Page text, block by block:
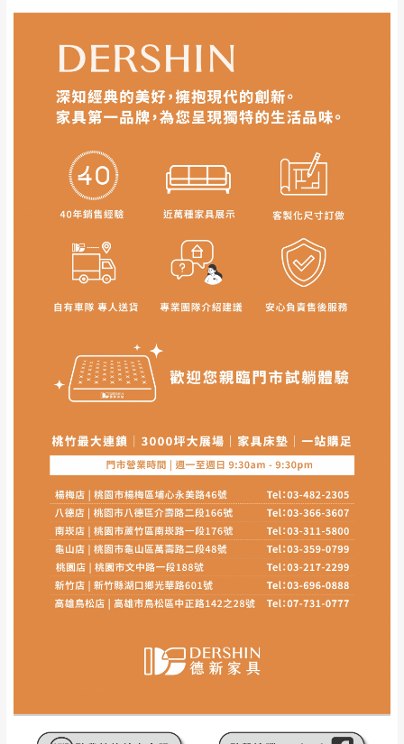
暫無配送地區：彰化、南投、雲林、嘉義、台南、高
雄、屏東、宜蘭、 花蓮、台東、金門、馬祖、澎湖地區
（可於LINE線上詢問 →@dershin）
加收說明
。
本司貨車運送如因路況不佳、天候惡劣、過於偏遠之
山區內等，或收貨地點搬運過於困難等因素，導致無
狀況保有出貨的權利。
保護物流人員的工作安全，賣家無提供吊掛服務，若
需以吊車或其他的吊掛方式吊運，費用將由買方自行
支付。
因大型傢俱有組裝、配送的問題，並非一般快速到貨
商品，無法指定特定時間送達，司機當天到貨前皆會
再與您通知，讓您不用整天在家等貨，以免浪費你的
寶貴時間。
事，而危及運送人員輸送之安全，本司得視狀況延後
或停止運送服務。
是全新狀態且完整包裝，床墊、床包、枕頭
包裝、廠商紙及所有附隨文件或資料之完整
貨。
由於透過電腦螢幕選購商品，可能會因個人
電腦螢幕的設定色差或解析度等因素， 與實
際商品的顏色、質感稍有不同，如因此而需
退換貨，
需自付來回運費及人資成本，請您
訂購前詳加確認。(包含商品尺寸是否合適)。
訂購前請確認商品尺寸，大型物件因為人工
丈量，難免會有些許誤差值(約正負0.5CM)
內通知客服人員(Line@ ID：
須保持商品全新狀態與完整包裝。鑑賞期間
若發生非本司因素致使之汙損破壞，恕無法
台北市、新北市地區固定每周(三)、(日)兩天
收送貨，敬請見諒！
本公司部份商品無維修服務，超過7日鑑賞
期，商品使用年限，因客人使用習慣、居家
環境不同。若屬人為因素導致商品損壞、零
件短缺，則維修、搬運費用，需由消費者自
行吸收(另事先與消費者報價，消費者同意將
到貨7日內為鑑賞期(注意:鑑賞期非試用期)，
若非商品品質瑕疵問題於鑑賞期內退貨之情
如欲放置營業場所及公開場合之商品則無享